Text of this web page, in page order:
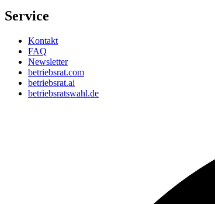
Service
Kontakt
FAQ
Newsletter
betriebsrat.com
betriebsrat.ai
betriebsratswahl.de